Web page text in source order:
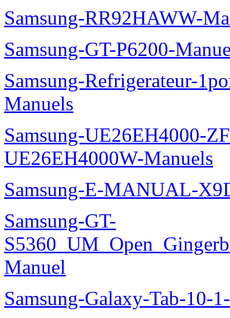
Samsung-RR92HAWW-
Samsung-GT-P6200-
Samsung-Refrigerateur-
Manuels
Samsung-UE26EH4000-
UE26EH4000W-Manuels
Samsung-E-MANUAL-
Samsung-GT-
Manuel
Samsung-Galaxy-Tab-10-